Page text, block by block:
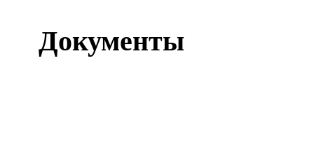
Документы